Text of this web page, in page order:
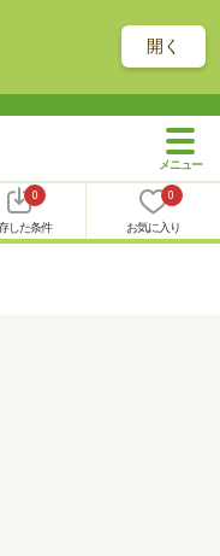
開く
0
した条件
0
お気に入り